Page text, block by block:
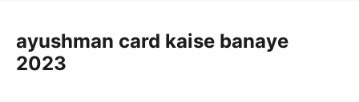
ayushman card kaise banaye
2023